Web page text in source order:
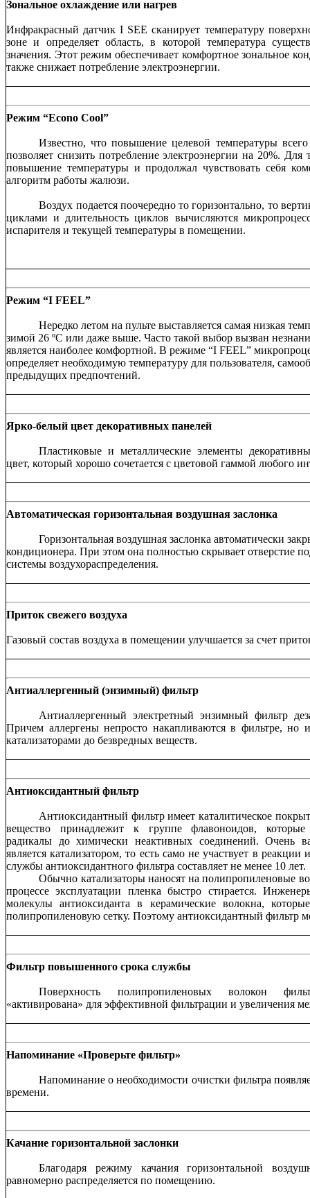
Зональное охлаждение или нагрев
Инфракрасный датчик I SEE сканирует температуру
зоне и определяет область, в которой температура
значения. Этот режим обеспечивает комфортное зональное
также снижает потребление электроэнергии.
Режим “Econo Cool”
Известно, что повышение целевой температуры
позволяет снизить потребление электроэнергии на 20%. Для
повышение температуры и продолжал чувствовать себя
алгоритм работы жалюзи.
Воздух подается поочередно то горизонтально, то
циклами и длительность циклов вычисляются
испарителя и текущей температуры в помещении.
Режим “I FEEL”
Нередко летом на пульте выставляется самая низкая
зимой 26 ºC или даже выше. Часто такой выбор вызван
является наиболее комфортной. В режиме “I FEEL”
определяет необходимую температуру для пользователя,
предыдущих предпочтений.
Ярко-белый цвет декоративных панелей
Пластиковые и металлические элементы
цвет, который хорошо сочетается с цветовой гаммой любого
Автоматическая горизонтальная воздушная заслонка
Горизонтальная воздушная заслонка автоматически
кондиционера. При этом она полностью скрывает отверстие
системы воздухораспределения.
Приток свежего воздуха
Газовый состав воздуха в помещении улучшается за счет
Антиаллергенный (энзимный) фильтр
Антиаллергенный электретный энзимный фильтр
Причем аллергены непросто накапливаются в фильтре, но
катализаторами до безвредных веществ.
Антиоксидантный фильтр
Антиоксидантный фильтр имеет каталитическое
вещество принадлежит к группе флавоноидов, которые
радикалы до химически неактивных соединений. Очень
является катализатором, то есть само не участвует в
службы антиоксидантного фильтра составляет не менее 10 лет.
Обычно катализаторы наносят на полипропиленовые
процессе эксплуатации пленка быстро стирается.
молекулы антиоксиданта в керамические волокна,
полипропиленовую сетку. Поэтому антиоксидантный фильтр
Фильтр повышенного срока службы
Поверхность полипропиленовых волокон
«активирована» для эффективной фильтрации и увеличения
Напоминание «Проверьте фильтр»
Напоминание о необходимости очистки фильтра
времени.
Качание горизонтальной заслонки
Благодаря режиму качания горизонтальной
равномерно распределяется по помещению.